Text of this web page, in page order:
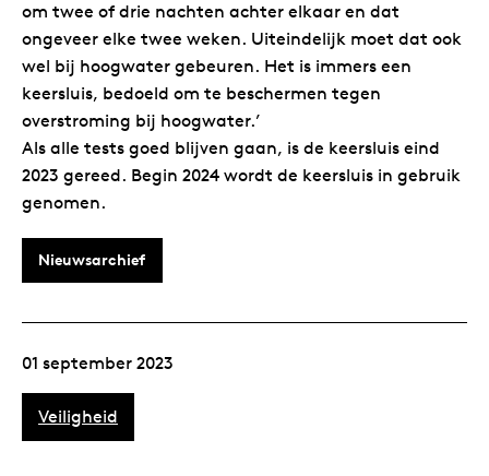
01 september 2023
Veiligheid
om twee of drie nachten achter elkaar en dat
ongeveer elke twee weken. Uiteindelijk moet dat ook
wel bij hoogwater gebeuren. Het is immers een
keersluis, bedoeld om te beschermen tegen
overstroming bij hoogwater.’
Als alle tests goed blijven gaan, is de keersluis eind
2023 gereed. Begin 2024 wordt de keersluis in gebruik
genomen.
Nieuwsarchief